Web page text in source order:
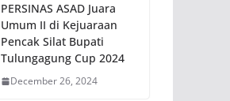
PERSINAS ASAD Juara
Umum II di Kejuaraan
Pencak Silat Bupati
Tulungagung Cup 2024
December 26, 2024